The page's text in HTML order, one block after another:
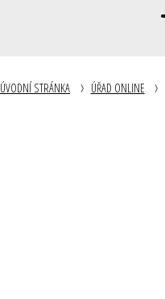
ÚVODNÍ STRÁNKA ÚŘAD ONLINE